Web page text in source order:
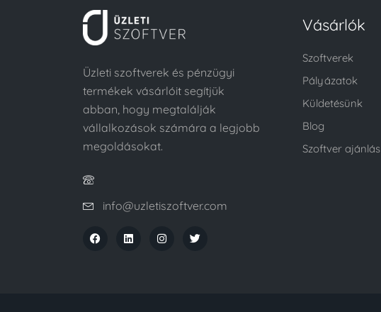
Üzleti szoftverek és pénzügyi
termékek vásárlóit segítjük
abban, hogy megtalálják
vállalkozások számára a legjobb
megoldásokat.
info@uzletiszoftver.com
Vásárlók
Szoftverek
Pályázatok
Küldetésünk
Blog
Szoftver ajánlás